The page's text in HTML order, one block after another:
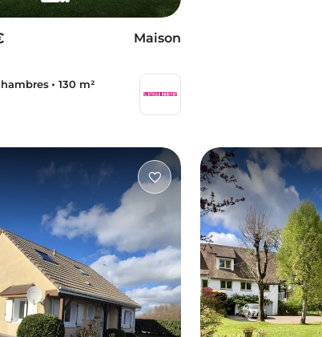
Maison
130 m²